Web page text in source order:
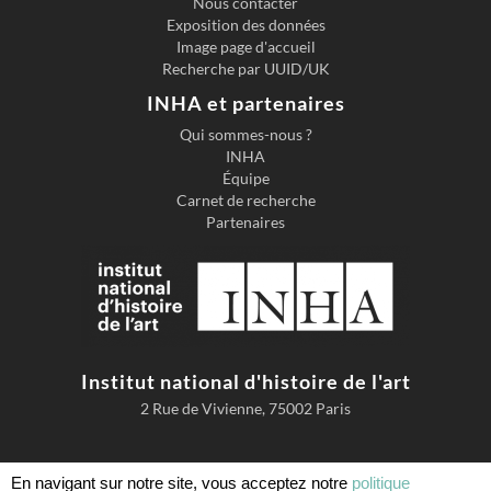
Exposition des données
Image page d'accueil
Recherche par UUID/UK
INHA et partenaires
Qui sommes-nous ?
INHA
Équipe
Carnet de recherche
Partenaires
Institut national d'histoire de l'art
2 Rue de Vivienne, 75002 Paris
En navigant sur notre site, vous acceptez notre politique